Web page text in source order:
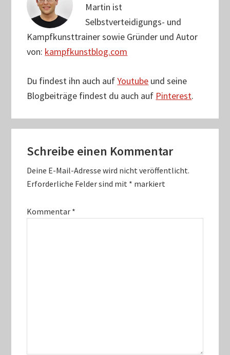
Martin ist
Selbstverteidigungs- und
Kampfkunsttrainer sowie Gründer und Autor
von: kampfkunstblog.com
Du findest ihn auch aufYoutube und seine
Blogbeiträge findest du auch auf Pinterest.
Interaktionen
Schreibe einen Kommentar
Deine E-Mail-Adresse wird nicht veröffentlicht.
Erforderliche Felder sind mit * markiert
Kommentar *